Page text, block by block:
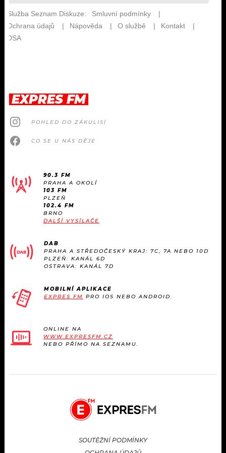
EXPRES FM
POHLED DO ZÁKULISÍ
CO SE U NÁS DĚJE
90.3 FM
PRAHA A OKOLÍ
103 FM
PLZEŇ
102.4 FM
BRNO
DALŠÍ VYSÍLAČE
DAB
PRAHA A STŘEDOČESKÝ KRAJ: 7C, 7A NEBO 10D
PLZEŇ: KANÁL 6D
OSTRAVA: KANÁL 7D
MOBILNÍ APLIKACE
EXPRES FM PRO IOS NEBO ANDROID.
ONLINE NA
WWW.EXPRESFM.CZ
NEBO PŘÍMO NA SEZNAMU.
SOUTĚŽNÍ PODMÍNKY